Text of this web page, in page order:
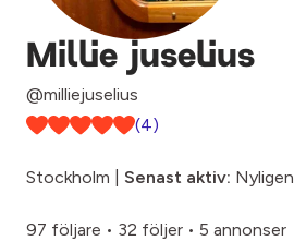
Millie juselius
@milliejuselius
(4)
Stockholm | Senast aktiv: Nyligen
97 följare • 32 följer • 5 annonser